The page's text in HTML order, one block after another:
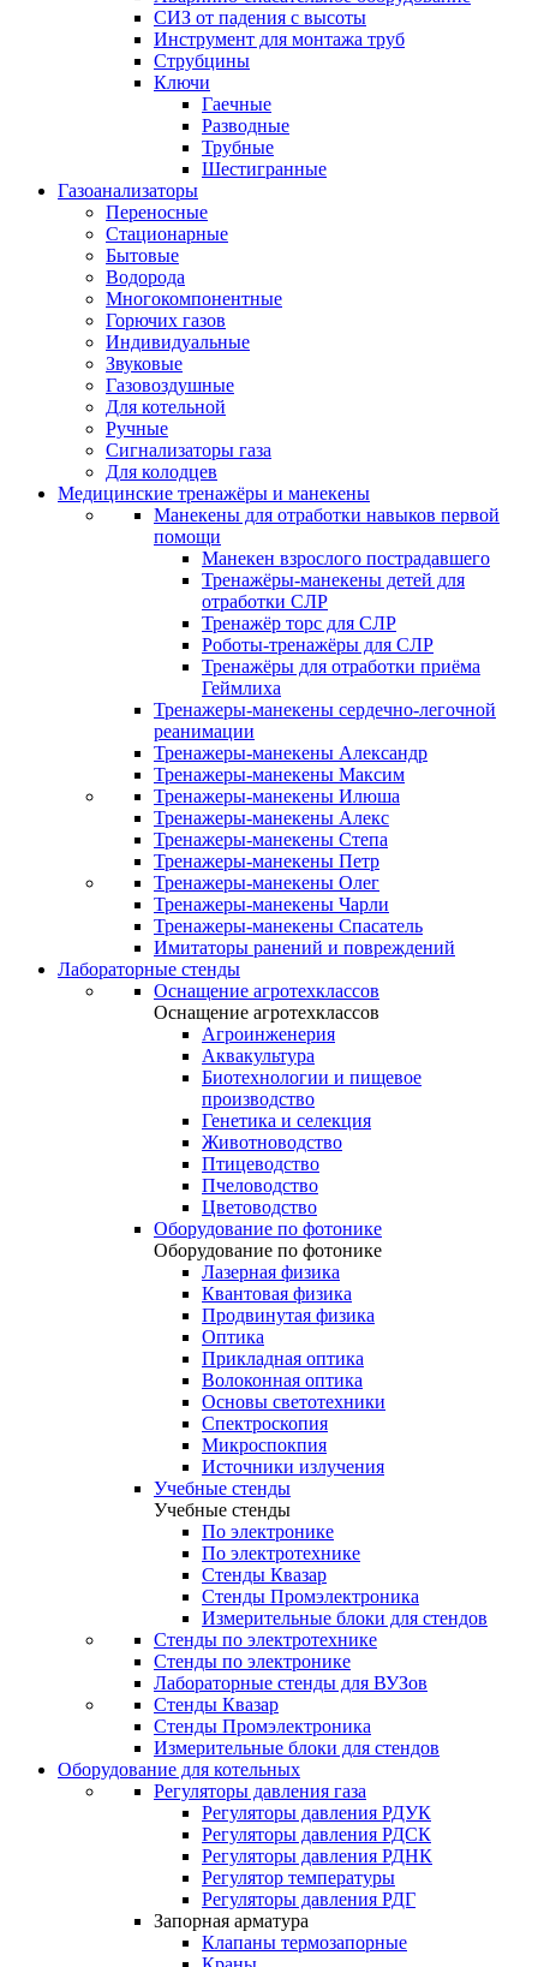
СИЗ от падения с высоты
Инструмент для монтажа труб
Струбцины
Ключи
Гаечные
Разводные
Трубные
Шестигранные
Газоанализаторы
Переносные
Стационарные
Бытовые
Водорода
Многокомпонентные
Горючих газов
Индивидуальные
Звуковые
Газовоздушные
Для котельной
Ручные
Сигнализаторы газа
Для колодцев
Медицинские тренажёры и манекены
Манекены для отработки навыков первой
помощи
Манекен взрослого пострадавшего
Тренажёры-манекены детей для
отработки СЛР
Тренажёр торс для СЛР
Роботы-тренажёры для СЛР
Тренажёры для отработки приёма
Геймлиха
Тренажеры-манекены сердечно-легочной
реанимации
Тренажеры-манекены Александр
Тренажеры-манекены Максим
Тренажеры-манекены Илюша
Тренажеры-манекены Алекс
Тренажеры-манекены Степа
Тренажеры-манекены Петр
Тренажеры-манекены Олег
Тренажеры-манекены Чарли
Тренажеры-манекены Спасатель
Имитаторы ранений и повреждений
Лабораторные стенды
Оснащение агротехклассов
Оснащение агротехклассов
Агроинженерия
Аквакультура
Биотехнологии и пищевое
производство
Генетика и селекция
Животноводство
Птицеводство
Пчеловодство
Цветоводство
Оборудование по фотонике
Оборудование по фотонике
Лазерная физика
Квантовая физика
Продвинутая физика
Оптика
Прикладная оптика
Волоконная оптика
Основы светотехники
Спектроскопия
Микроспокпия
Источники излучения
Учебные стенды
Учебные стенды
По электронике
По электротехнике
Стенды Квазар
Стенды Промэлектроника
Измерительные блоки для стендов
Стенды по электротехнике
Стенды по электронике
Лабораторные стенды для ВУЗов
Стенды Квазар
Стенды Промэлектроника
Измерительные блоки для стендов
Оборудование для котельных
Регуляторы давления газа
Регуляторы давления РДУК
Регуляторы давления РДСК
Регуляторы давления РДНК
Регулятор температуры
Регуляторы давления РДГ
Запорная арматура
Клапаны термозапорные